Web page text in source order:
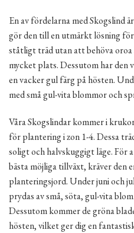
En av fördelarna med Skogslind
gör den till en utmärkt lösning
ståtligt träd utan att behöva
mycket plats. Dessutom har
en vacker gul färg på hösten.
med små gul-vita blommor och
Våra Skogslindar kommer i
för plantering i zon 1-4. Dessa
soligt och halvskuggigt läge. För
bästa möjliga tillväxt, kräver den
planteringsjord. Under juni och
prydas av små, söta, gul-vita
Dessutom kommer de gröna
hösten, vilket ger dig en